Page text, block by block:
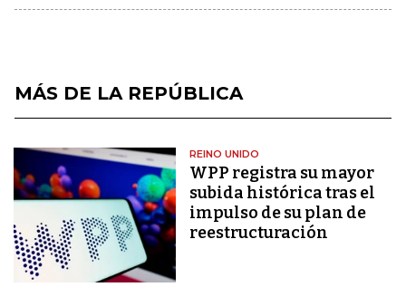
MÁS DE LA REPÚBLICA
REINO UNIDO
WPP registra su mayor
subida histórica tras el
impulso de su plan de
reestructuración